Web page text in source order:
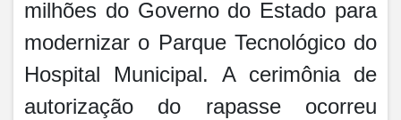
milhões do Governo do Estado para
modernizar o Parque Tecnológico do
Hospital Municipal. A cerimônia de
autorização do rapasse ocorreu